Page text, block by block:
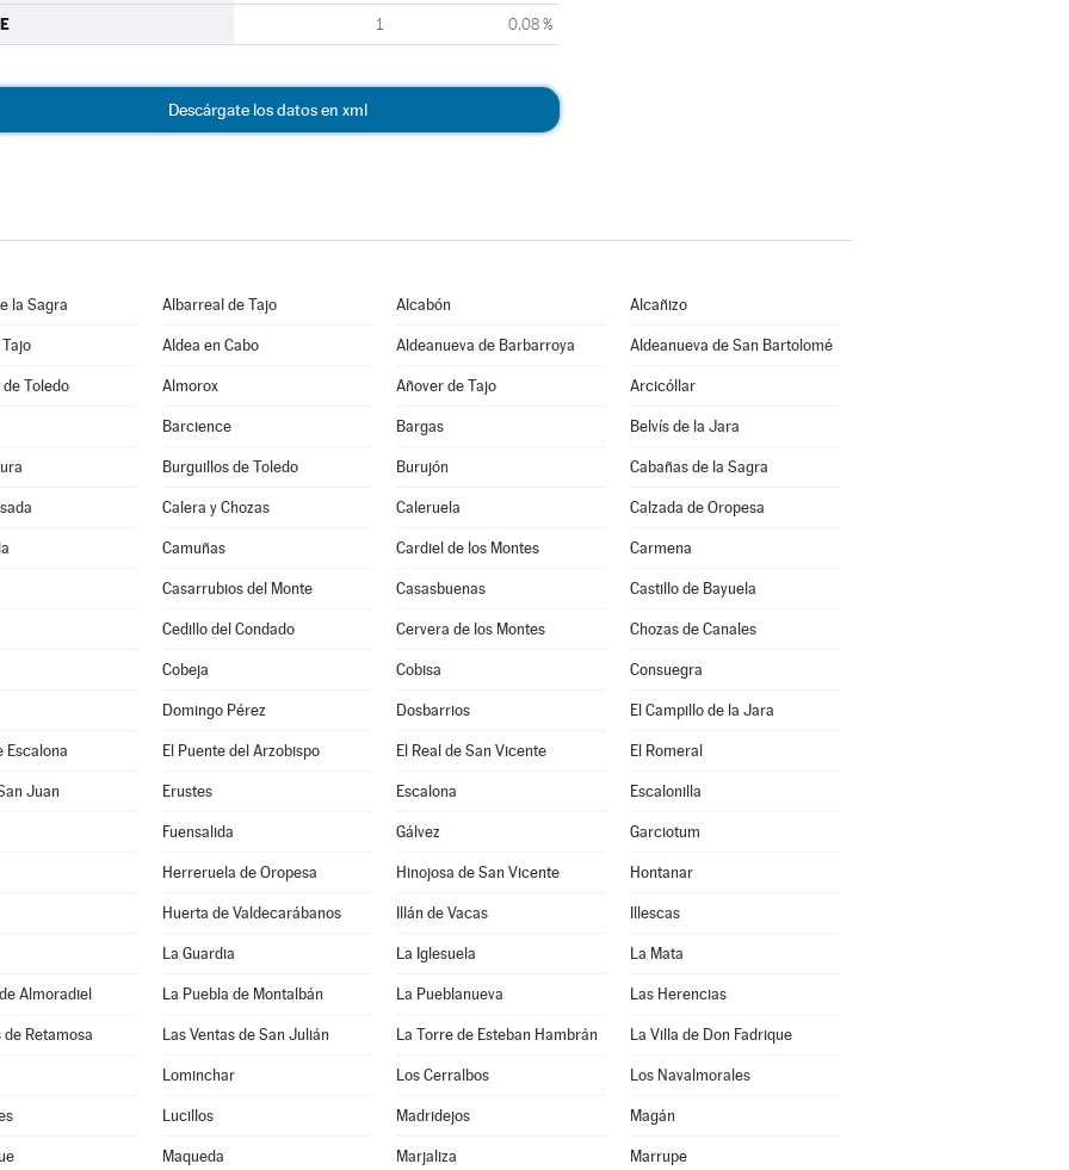
1 0,08 %
Descárgate los datos en xml
la Sagra Albarreal de Tajo Alcabón Alcañizo
Aldea en Cabo Aldeanueva de Barbarroya Aldeanueva de San Bartolomé
Toledo Almorox Añover de Tajo Arcicóllar
Barcience Bargas Belvís de la Jara
Burguillos de Toledo Burujón Cabañas de la Sagra
Calera y Chozas Caleruela Calzada de Oropesa
Camuñas Cardiel de los Montes Carmena
Casarrubios del Monte Casasbuenas Castillo de Bayuela
Cedillo del Condado Cervera de los Montes Chozas de Canales
Cobeja Cobisa Consuegra
Domingo Pérez Dosbarrios El Campillo de la Jara
Escalona El Puente del Arzobispo El Real de San Vicente El Romeral
Juan Erustes Escalona Escalonilla
Fuensalida Gálvez Garciotum
Herreruela de Oropesa Hinojosa de San Vicente Hontanar
Huerta de Valdecarábanos Illán de Vacas Illescas
La Guardia La Iglesuela La Mata
Almoradiel La Puebla de Montalbán La Pueblanueva Las Herencias
de Retamosa Las Ventas de San Julián La Torre de Esteban Hambrán La Villa de Don Fadrique
Lominchar Los Cerralbos Los Navalmorales
Lucillos Madridejos Magán
Maqueda Marjaliza Marrupe